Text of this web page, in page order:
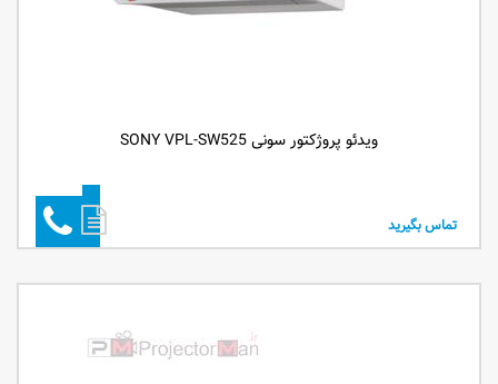
ویدئو پروژکتور سونی SONY VPL-SW525
تماس بگیرید